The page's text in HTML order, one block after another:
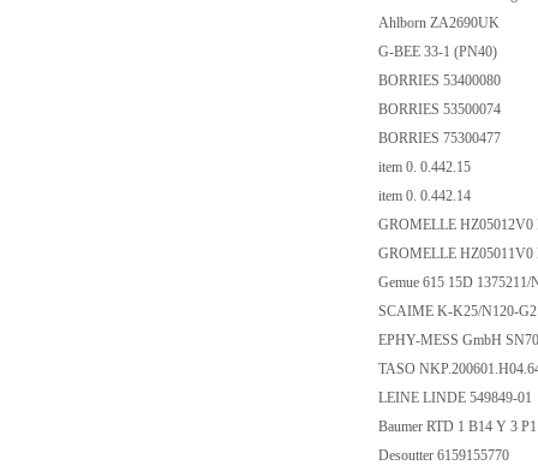
Ahlborn ZA2690UK
G-BEE 33-1 (PN40)
BORRIES 53400080
BORRIES 53500074
BORRIES 75300477
item 0. 0.442.15
item 0. 0.442.14
GROMELLE HZ05012V0
GROMELLE HZ05011V0
Gemue 615 15D 1375211/
SCAIME K-K25/N120-
EPHY-MESS GmbH
TASO
LEINE LINDE 549849-01
Baumer RTD 1 B14 Y 3
Desoutter 6159155770